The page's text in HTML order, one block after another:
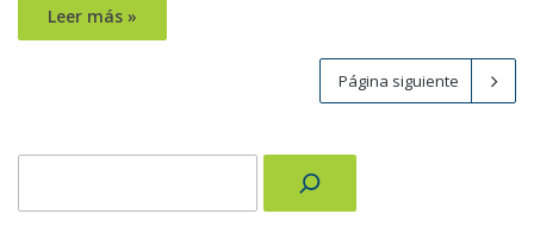
Leer más »
Página siguiente